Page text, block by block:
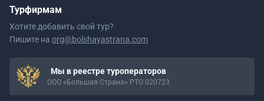
Турфирмам
Хотите добавить свой тур?
Пишите на org@bolshayastrana.com
Мы в реестре туроператоров
ООО «Большая Страна» РТО 020723